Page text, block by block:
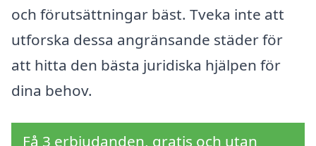
och förutsättningar bäst. Tveka inte att
utforska dessa angränsande städer för
att hitta den bästa juridiska hjälpen för
dina behov.
Få 3 erbjudanden, gratis och utan